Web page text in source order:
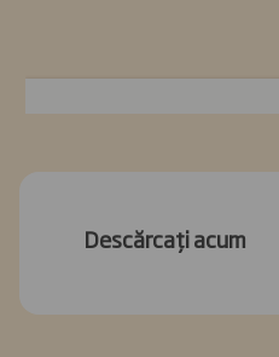
Descărcați acum